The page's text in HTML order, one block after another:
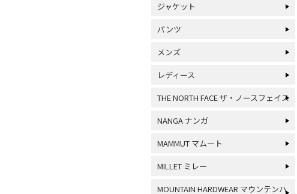
ジャケット
パンツ
メンズ
レディース
THE NORTH FACE ザ・ノースフェイス
NANGA ナンガ
MAMMUT マムート
MILLET ミレー
MOUNTAIN HARDWEAR マウンテンハ